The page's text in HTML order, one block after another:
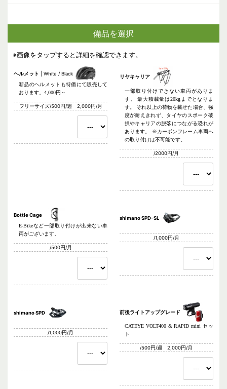
備品を選択
※画像をタップすると詳細を確認できます。
ヘルメット
White / Black
新品のヘルメットも特価にて販売して
おります。4,000円～
フリーサイズ/500円/週 2,000円/月
リヤキャリア
一部取り付けできない車両がありま
す。 最大積載量は20kgまでとなりま
す。 それ以上の荷物を載せた場合、強
度が耐えきれず、タイヤのスポーク破
損やキャリアの脱落につながる恐れが
あります。 ※カーボンフレーム車両へ
の取り付けは不可能です。
/2000円/月
Bottle Cage
E-Bikeなど一部取り付けが出来ない車
両がございます。
/500円/月
shimano SPD-SL
/1,000円/月
shimano SPD
/1,000円/月
前後ライトアップグレード
CATEYE VOLT400 & RAPID mini セッ
ト
/500円/週 2,000円/月